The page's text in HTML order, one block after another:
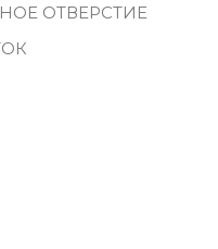
ОТВЕРСТИЕ